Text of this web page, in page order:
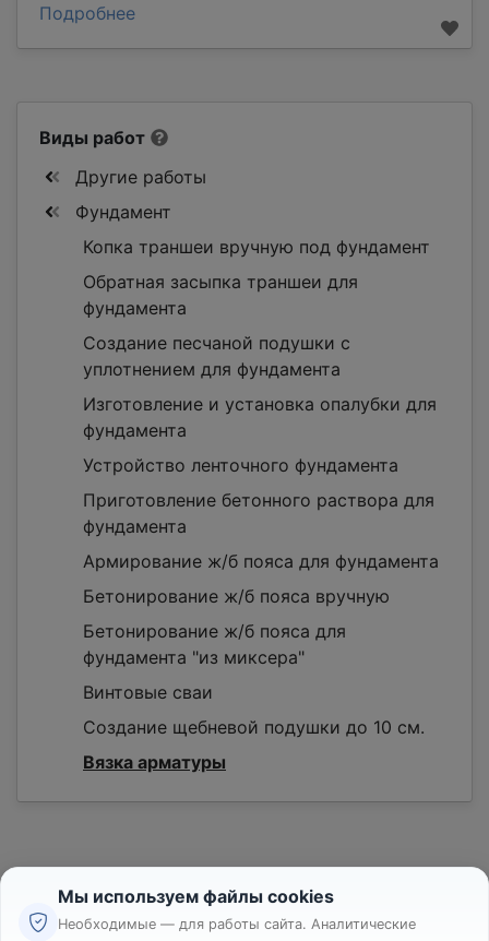
Подробнее
Виды работ
Другие работы
Фундамент
Копка траншеи вручную под фундамент
Обратная засыпка траншеи для
фундамента
Создание песчаной подушки с
уплотнением для фундамента
Изготовление и установка опалубки для
фундамента
Устройство ленточного фундамента
Приготовление бетонного раствора для
фундамента
Армирование ж/б пояса для фундамента
Бетонирование ж/б пояса вручную
Бетонирование ж/б пояса для
фундамента "из миксера"
Винтовые сваи
Создание щебневой подушки до 10 см.
Вязка арматуры
Мы используем файлы cookies
Необходимые — для работы сайта. Аналитические